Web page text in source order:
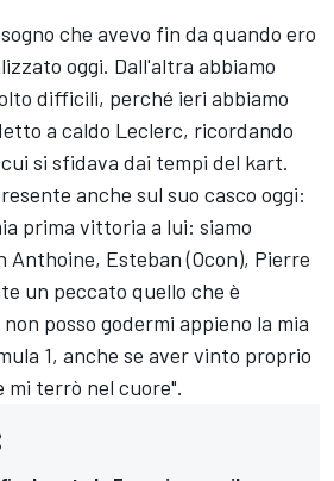
che avevo fin da quando ero
oggi. Dall'altra abbiamo
difficili, perché ieri abbiamo
a caldo Leclerc, ricordando
si sfidava dai tempi del kart.
anche sul suo casco oggi:
prima vittoria a lui: siamo
Anthoine, Esteban (Ocon), Pierre
un peccato quello che è
posso godermi appieno la mia
1, anche se aver vinto proprio
mi terrò nel cuore".